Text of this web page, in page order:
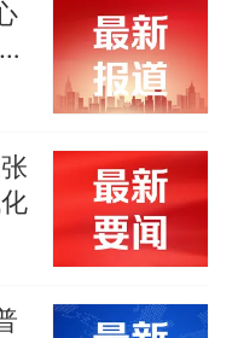
但爱还在
名的考试，成绩
平么？